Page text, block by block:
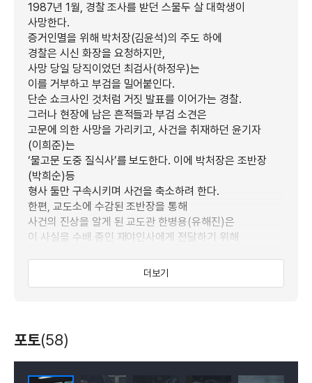
1987년 1월, 경찰 조사를 받던 스물두 살 대학생이
사망한다.
증거인멸을 위해 박처장(김윤석)의 주도 하에
경찰은 시신 화장을 요청하지만,
사망 당일 당직이었던 최검사(하정우)는
이를 거부하고 부검을 밀어붙인다.
단순 쇼크사인 것처럼 거짓 발표를 이어가는 경찰.
그러나 현장에 남은 흔적들과 부검 소견은
고문에 의한 사망을 가리키고, 사건을 취재하던 윤기자
(이희준)는
‘물고문 도중 질식사’를 보도한다. 이에 박처장은 조반장
(박희순)등
형사 둘만 구속시키며 사건을 축소하려 한다.
한편, 교도소에 수감된 조반장을 통해
사건의 진상을 알게 된 교도관 한병용(유해진)은
이 사실을 수배 중인 재야인사에게 전달하기 위해
한 사람이 죽고, 모든 것이 변화하기 시작했다.
더보기
포토(58)